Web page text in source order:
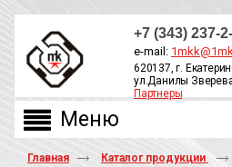
+7 (343) 237-
e-mail:
620137, г.
ул.Данилы
Партнеры
Главная Каталог продукции